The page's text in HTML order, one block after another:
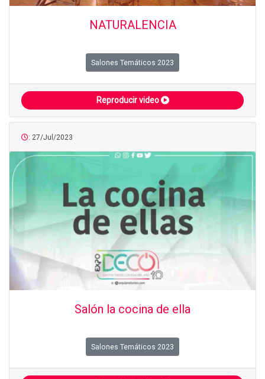
NATURALENCIA
Salones Temáticos 2023
Reproducir video
: 27/Jul/2023
Salón la cocina de ella
Salones Temáticos 2023